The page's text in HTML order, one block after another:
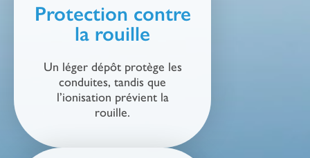
Protection contre
la rouille
Un léger dépôt protège les
conduites, tandis que
l’ionisation prévient la
rouille.